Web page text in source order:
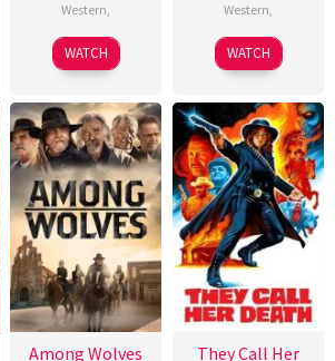
Western,
WATCH
Western,
WATCH
Among Wolves
They Call Her